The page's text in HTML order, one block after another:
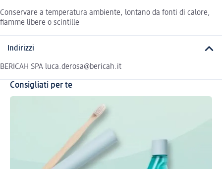
Conservare a temperatura ambiente, lontano da fonti di calore,
fiamme libere o scintille
Indirizzi
BERICAH SPA luca.derosa@bericah.it
Consigliati per te